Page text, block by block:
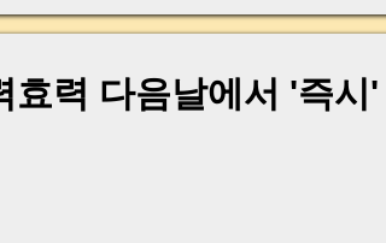
됩니다. “잔금 치르면 바로 대출
하지만 실제 현장에서는 바로 이
각보다 많습니다. 특히 집주인의
조라면, 잔금이 들어가는 순간 세
효력 다음날에서 '즉시